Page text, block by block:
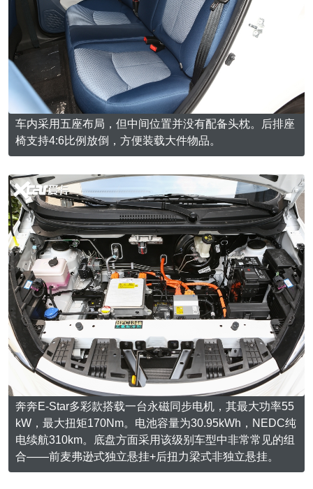
车内采用五座布局，但中间位置并没有配备头枕。后排座
椅支持4:6比例放倒，方便装载大件物品。
奔奔E-Star多彩款搭载一台永磁同步电机，其最大功率55
kW，最大扭矩170Nm。电池容量为30.95kWh，NEDC纯
电续航310km。底盘方面采用该级别车型中非常常见的组
合——前麦弗逊式独立悬挂+后扭力梁式非独立悬挂。